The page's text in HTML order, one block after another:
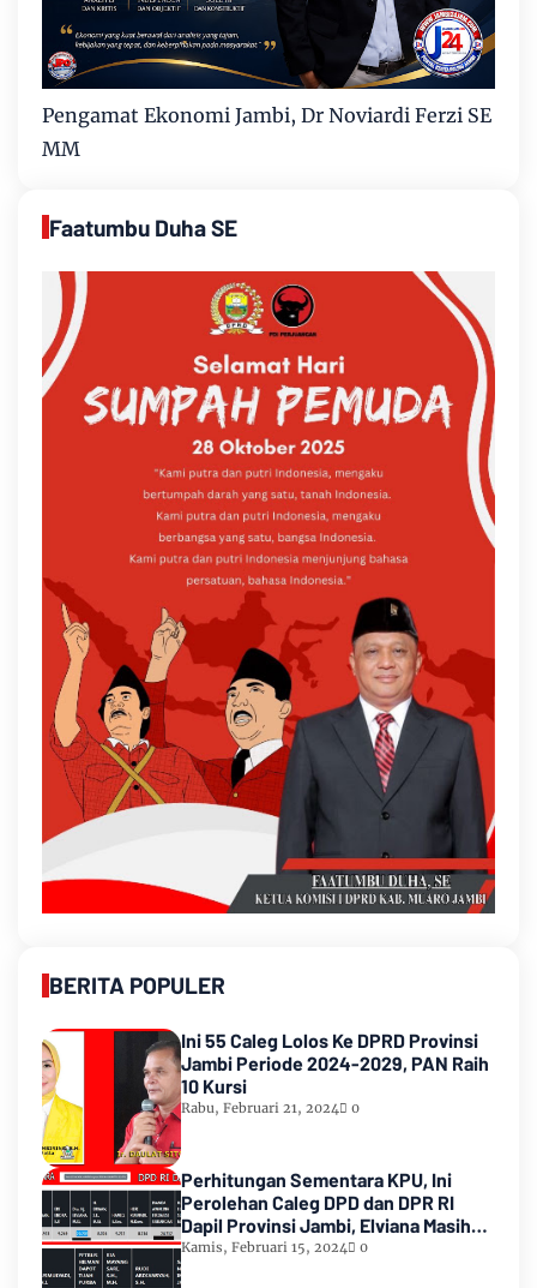
Pengamat Ekonomi Jambi, Dr Noviardi Ferzi SE
MM
Faatumbu Duha SE
BERITA POPULER
Ini 55 Caleg Lolos Ke DPRD Provinsi
Jambi Periode 2024-2029, PAN Raih
10 Kursi
Rabu, Februari 21, 2024 0
Perhitungan Sementara KPU, Ini
Perolehan Caleg DPD dan DPR RI
Dapil Provinsi Jambi, Elviana Masih
Urutan Kedua Teratas
Kamis, Februari 15, 2024 0